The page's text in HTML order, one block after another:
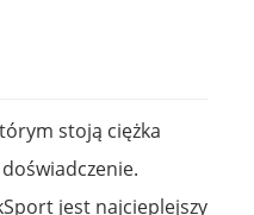
stoją ciężka
jest najcieplejszy